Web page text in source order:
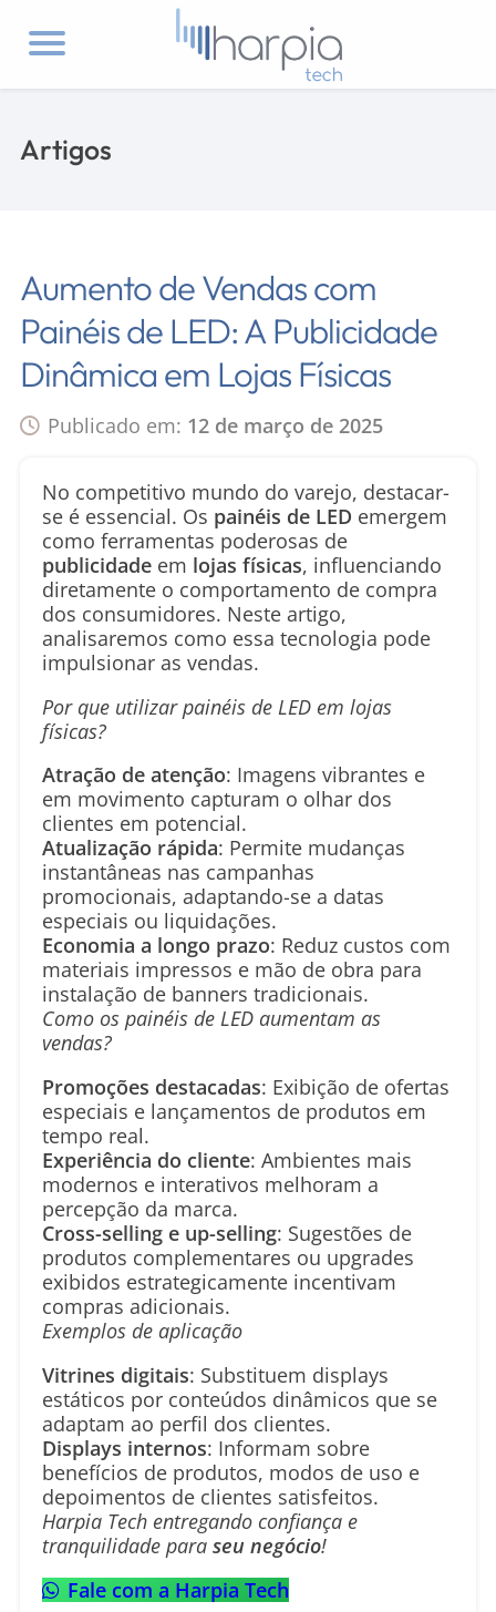
Artigos
Aumento de Vendas com
Painéis de LED: A Publicidade
Dinâmica em Lojas Físicas
Publicado em: 12 de março de 2025
No competitivo mundo do varejo, destacar-
se é essencial. Os painéis de LED emergem
como ferramentas poderosas de
publicidadeem lojas físicas, influenciando
diretamente o comportamento de compra
dos consumidores. Neste artigo,
analisaremos como essa tecnologia pode
impulsionar as vendas.
Por que utilizar painéis de LED em lojas
físicas?
Atração de atenção: Imagens vibrantes e
em movimento capturam o olhar dos
clientes em potencial.
Atualização rápida: Permite mudanças
instantâneas nas campanhas
promocionais, adaptando-se a datas
especiais ou liquidações.
Economia a longo prazo: Reduz custos com
materiais impressos e mão de obra para
instalação de banners tradicionais.
Como os painéis de LED aumentam as
vendas?
Promoções destacadas: Exibição de ofertas
especiais e lançamentos de produtos em
tempo real.
Experiência do cliente: Ambientes mais
modernos e interativos melhoram a
percepção da marca.
Cross-selling e up-selling: Sugestões de
produtos complementares ou upgrades
exibidos estrategicamente incentivam
compras adicionais.
Exemplos de aplicação
Vitrines digitais: Substituem displays
estáticos por conteúdos dinâmicos que se
adaptam ao perfil dos clientes.
Displays internos: Informam sobre
benefícios de produtos, modos de uso e
depoimentos de clientes satisfeitos.
Harpia Tech entregando confiança e
tranquilidade para seu negócio!
Fale com a Harpia Tech